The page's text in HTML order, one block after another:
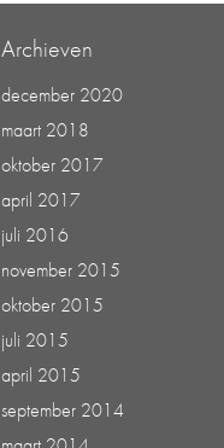
Archieven
december 2020
maart 2018
oktober 2017
april 2017
juli 2016
november 2015
oktober 2015
juli 2015
april 2015
september 2014